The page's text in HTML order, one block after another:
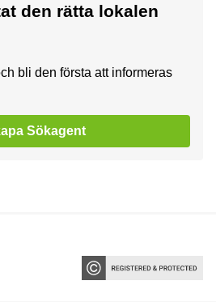
den rätta lokalen
bli den första att informeras
Sökagent